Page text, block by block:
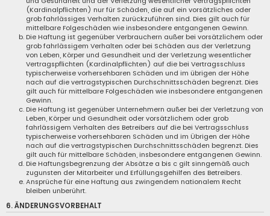
(Kardinalpflichten) nur für Schäden, die auf ein vorsätzliches oder
grob fahrlässiges Verhalten zurückzuführen sind. Dies gilt auch für
mittelbare Folgeschäden wie insbesondere entgangenen Gewinn.
Die Haftung ist gegenüber Verbrauchern außer bei vorsätzlichem oder
grob fahrlässigem Verhalten oder bei Schäden aus der Verletzung
von Leben, Körper und Gesundheit und der Verletzung wesentlicher
Vertragspflichten (Kardinalpflichten) auf die bei Vertragsschluss
typischerweise vorhersehbaren Schäden und im übrigen der Höhe
nach auf die vertragstypischen Durchschnittsschäden begrenzt. Dies
gilt auch für mittelbare Folgeschäden wie insbesondere entgangenen
Gewinn.
Die Haftung ist gegenüber Unternehmern außer bei der Verletzung von
Leben, Körper und Gesundheit oder vorsätzlichem oder grob
fahrlässigem Verhalten des Betreibers auf die bei Vertragsschluss
typischerweise vorhersehbaren Schäden und im Übrigen der Höhe
nach auf die vertragstypischen Durchschnittsschäden begrenzt. Dies
gilt auch für mittelbare Schäden, insbesondere entgangenen Gewinn.
Die Haftungsbegrenzung der Absätze a bis c gilt sinngemäß auch
zugunsten der Mitarbeiter und Erfüllungsgehilfen des Betreibers.
Ansprüche für eine Haftung aus zwingendem nationalem Recht
bleiben unberührt.
6. ÄNDERUNGSVORBEHALT